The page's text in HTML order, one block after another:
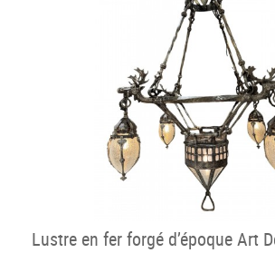
Lustre en fer forgé d’époque Art